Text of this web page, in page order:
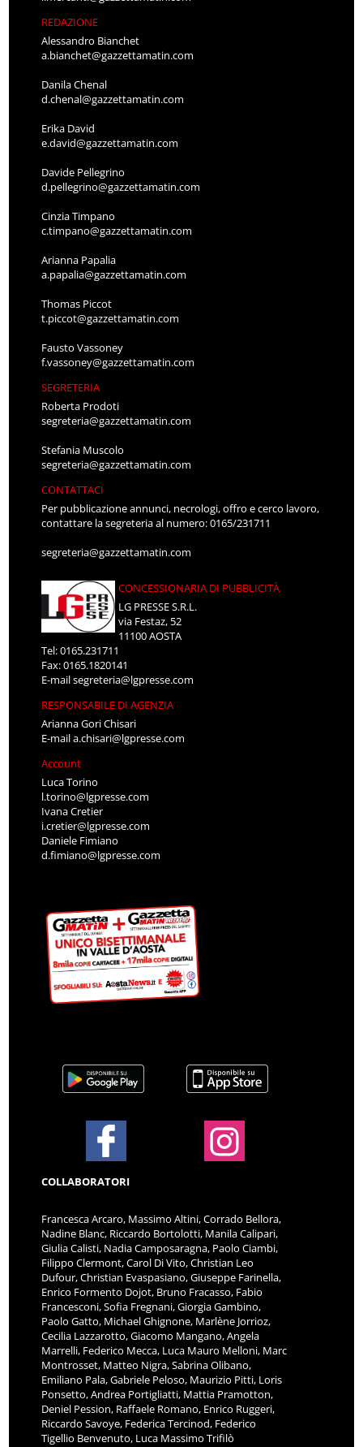
REDAZIONE
Alessandro Bianchet
a.bianchet@gazzettamatin.com
Danila Chenal
d.chenal@gazzettamatin.com
Erika David
e.david@gazzettamatin.com
Davide Pellegrino
d.pellegrino@gazzettamatin.com
Cinzia Timpano
c.timpano@gazzettamatin.com
Arianna Papalia
a.papalia@gazzettamatin.com
Thomas Piccot
t.piccot@gazzettamatin.com
Fausto Vassoney
f.vassoney@gazzettamatin.com
SEGRETERIA
Roberta Prodoti
segreteria@gazzettamatin.com
Stefania Muscolo
segreteria@gazzettamatin.com
CONTATTACI
Per pubblicazione annunci, necrologi, offro e cerco lavoro,
contattare la segreteria al numero: 0165/231711
segreteria@gazzettamatin.com
CONCESSIONARIA DI PUBBLICITÀ
LG PRESSE S.R.L.
via Festaz, 52
11100 AOSTA
Tel: 0165.231711
Fax: 0165.1820141
E-mailsegreteria@lgpresse.com
RESPONSABILE DI AGENZIA
Arianna Gori Chisari
E-maila.chisari@lgpresse.com
Account
Luca Torino
l.torino@lgpresse.com
Ivana Cretier
i.cretier@lgpresse.com
Daniele Fimiano
d.fimiano@lgpresse.com
COLLABORATORI
Francesca Arcaro, Massimo Altini, Corrado Bellora,
Nadine Blanc, Riccardo Bortolotti, Manila Calipari,
Giulia Calisti, Nadia Camposaragna, Paolo Ciambi,
Filippo Clermont, Carol Di Vito, Christian Leo
Dufour, Christian Evaspasiano, Giuseppe Farinella,
Enrico Formento Dojot, Bruno Fracasso, Fabio
Francesconi, Sofia Fregnani, Giorgia Gambino,
Paolo Gatto, Michael Ghignone, Marlène Jorrioz,
Cecilia Lazzarotto, Giacomo Mangano, Angela
Marrelli, Federico Mecca, Luca Mauro Melloni, Marc
Montrosset, Matteo Nigra, Sabrina Olibano,
Emiliano Pala, Gabriele Peloso, Maurizio Pitti, Loris
Ponsetto, Andrea Portigliatti, Mattia Pramotton,
Deniel Pession, Raffaele Romano, Enrico Ruggeri,
Riccardo Savoye, Federica Tercinod, Federico
Tigellio Benvenuto, Luca Massimo Trifilò